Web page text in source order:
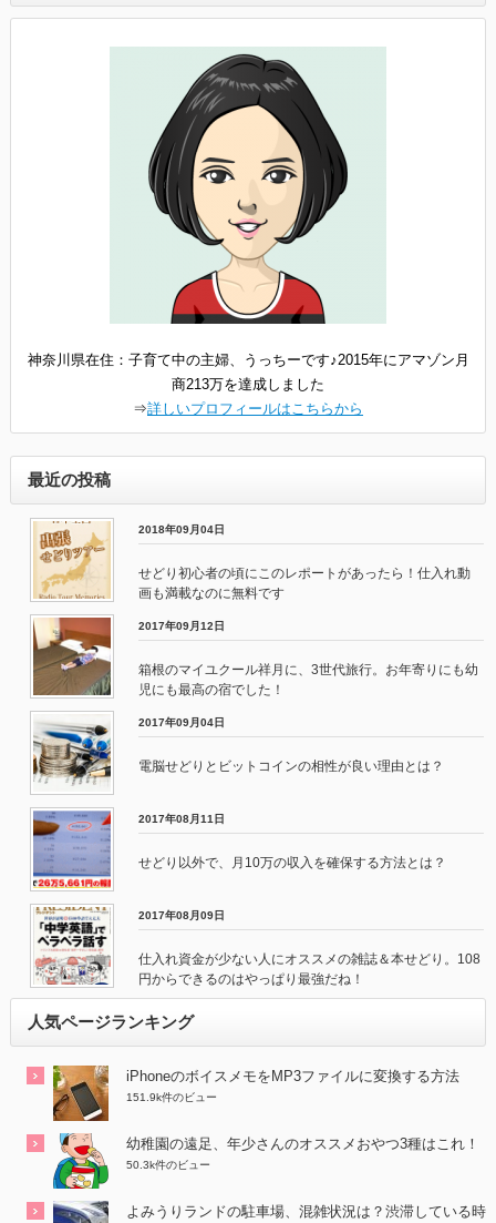
神奈川県在住：子育て中の主婦、うっちーです♪2015年にアマゾン月
商213万を達成しました
⇒詳しいプロフィールはこちらから
最近の投稿
2018年09月04日
せどり初心者の頃にこのレポートがあったら！仕入れ動
画も満載なのに無料です
2017年09月12日
箱根のマイユクール祥月に、3世代旅行。お年寄りにも幼
児にも最高の宿でした！
2017年09月04日
電脳せどりとビットコインの相性が良い理由とは？
2017年08月11日
せどり以外で、月10万の収入を確保する方法とは？
2017年08月09日
仕入れ資金が少ない人にオススメの雑誌＆本せどり。108
円からできるのはやっぱり最強だね！
人気ページランキング
iPhoneのボイスメモをMP3ファイルに変換する方法
151.9k件のビュー
幼稚園の遠足、年少さんのオススメおやつ3種はこれ！
50.3k件のビュー
よみうりランドの駐車場、混雑状況は？渋滞している時